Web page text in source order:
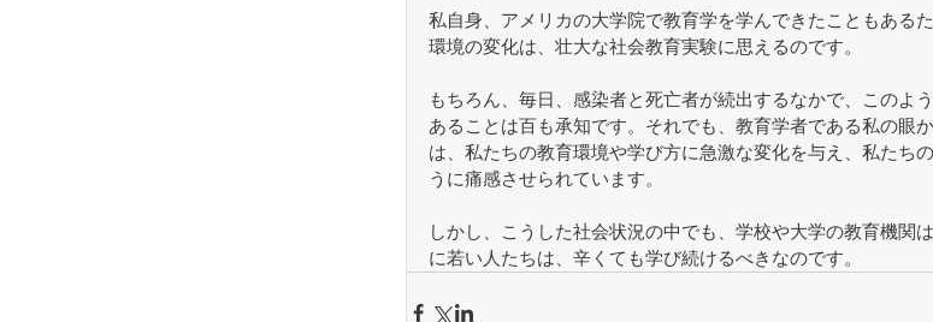
私自身、アメリカの大学院で教育学を学んできたこともある
環境の変化は、壮大な社会教育実験に思えるのです。
もちろん、毎日、感染者と死亡者が続出するなかで、このよ
あることは百も承知です。それでも、教育学者である私の眼
は、私たちの教育環境や学び方に急激な変化を与え、私たち
うに痛感させられています。
しかし、こうした社会状況の中でも、学校や大学の教育機関
に若い人たちは、辛くても学び続けるべきなのです。